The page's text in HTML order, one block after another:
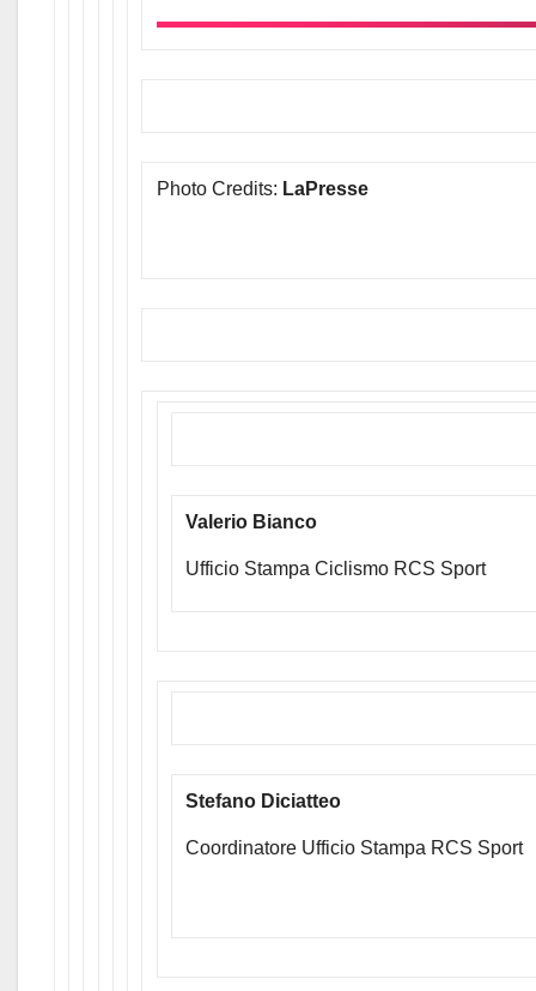
Photo Credits: LaPresse
Valerio Bianco
Ufficio Stampa Ciclismo RCS Sport
Stefano Diciatteo
Coordinatore Ufficio Stampa RCS Sport